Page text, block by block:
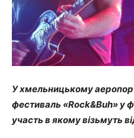
У хмельницькому
фестиваль «Rock&Buh» у
участь в якому візьмуть